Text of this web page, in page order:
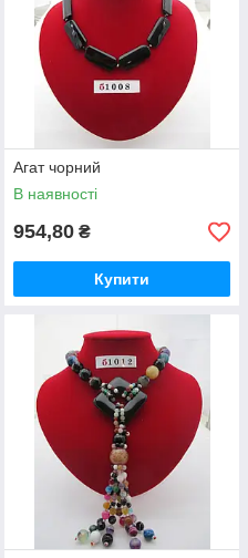
Агат чорний
В наявності
954,80 ₴
Купити